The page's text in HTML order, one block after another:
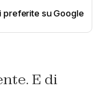
preferite su Google
E di